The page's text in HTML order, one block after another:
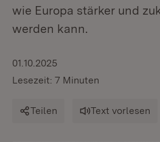
wie Europa stärker und
werden kann.
01.10.2025
Lesezeit: 7 Minuten
Teilen Text vorlesen